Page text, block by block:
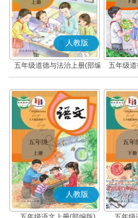
人教版
五年级道德与法治上册(部编
版)
五年级
人教版